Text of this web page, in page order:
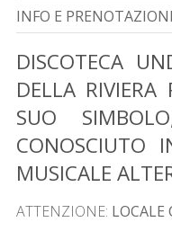
INFO E
DISCOTECA
DELLA
SUO
MUSICALE
ATTENZIONE: LOCALE